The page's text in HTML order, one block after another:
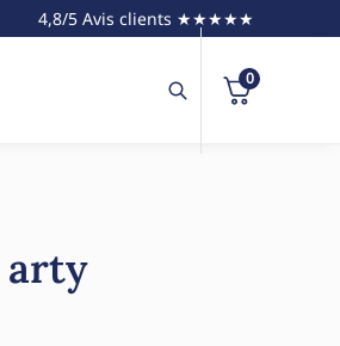
4,8/5 Avis clients ★★★★★
0
arty